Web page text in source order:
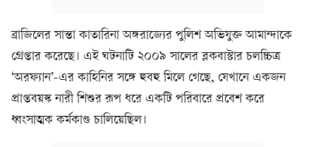
ব্রাজিলের সান্তা কাতারিনা অঙ্গরাজ্যের পুলিশ অভিযুক্ত আমান্দাকে
গ্রেপ্তার করেছে। এই ঘটনাটি ২০০৯ সালের ব্লকবাস্টার চলচ্চিত্র
‘অরফ্যান’-এর কাহিনির সঙ্গে হুবহু মিলে গেছে, যেখানে একজন
প্রাপ্তবয়স্ক নারী শিশুর রূপ ধরে একটি পরিবারে প্রবেশ করে
ধ্বংসাত্মক কর্মকাণ্ড চালিয়েছিল।